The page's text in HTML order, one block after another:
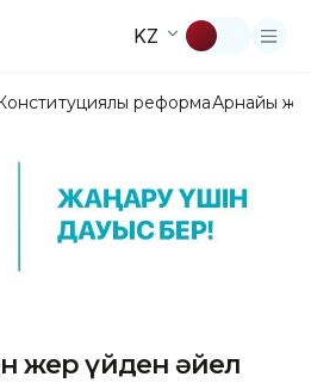
KZ
реформаАрнайы
жер үйден әйел